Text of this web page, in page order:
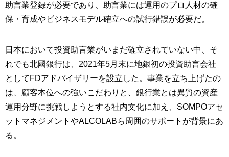
助言業登録が必要であり、助言業には運用のプロ人材の確
保・育成やビジネスモデル確立への試行錯誤が必要だ。
日本において投資助言業がいまだ確立されていない中、そ
れでも北國銀行は、2021年5月末に地銀初の投資助言会社
としてFDアドバイザリーを設立した。事業を立ち上げたの
は、顧客本位への強いこだわりと、銀行業とは異質の資産
運用分野に挑戦しようとする社内文化に加え、SOMPOアセ
ットマネジメントやALCOLABら周囲のサポートが背景にあ
る。